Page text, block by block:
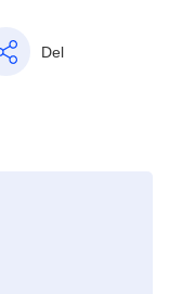
Del